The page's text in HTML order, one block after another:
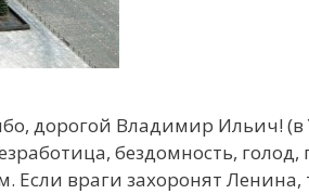
дорогой Владимир Ильич! (в
бездомность,
враги захоронят